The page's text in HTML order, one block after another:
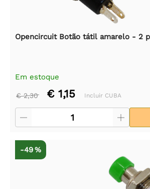
Opencircuit Botão tátil amarelo - 2
Em estoque
€ 2,30 € 1,15 Incluir CUBA
-49 %